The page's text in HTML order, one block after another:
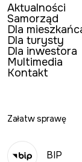
Aktualności
Samorząd
Dla
Dla turysty
Dla inwestora
Multimedia
Kontakt
Załatw sprawę
BIP